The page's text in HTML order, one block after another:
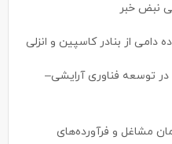
نبض خبر
توسعه فناوری آرایشی–
مشاغل و فرآورده‌های